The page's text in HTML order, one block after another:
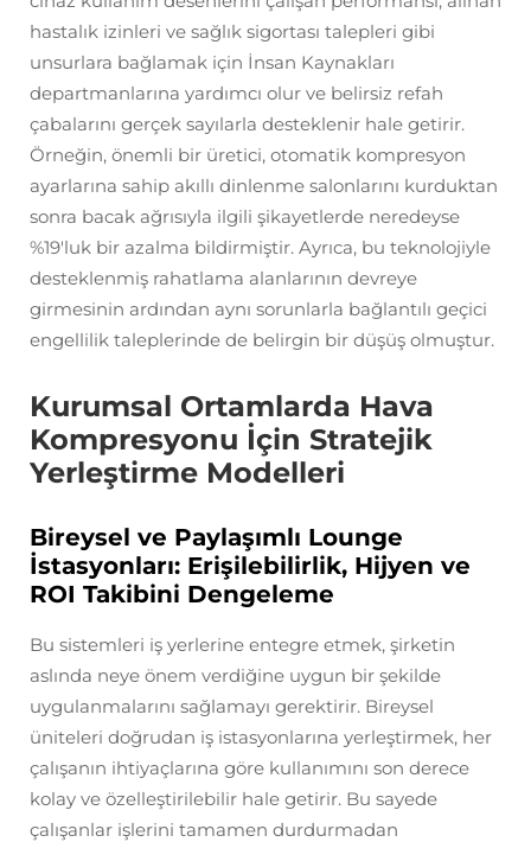
hastalık izinleri ve sağlık sigortası talepleri gibi
unsurlara bağlamak için İnsan Kaynakları
departmanlarına yardımcı olur ve belirsiz refah
çabalarını gerçek sayılarla desteklenir hale getirir.
Örneğin, önemli bir üretici, otomatik kompresyon
ayarlarına sahip akıllı dinlenme salonlarını kurduktan
sonra bacak ağrısıyla ilgili şikayetlerde neredeyse
%19'luk bir azalma bildirmiştir. Ayrıca, bu teknolojiyle
desteklenmiş rahatlama alanlarının devreye
girmesinin ardından aynı sorunlarla bağlantılı geçici
engellilik taleplerinde de belirgin bir düşüş olmuştur.
Kurumsal Ortamlarda Hava
Kompresyonu İçin Stratejik
Yerleştirme Modelleri
Bireysel ve Paylaşımlı Lounge
İstasyonları: Erişilebilirlik, Hijyen ve
ROI Takibini Dengeleme
Bu sistemleri iş yerlerine entegre etmek, şirketin
aslında neye önem verdiğine uygun bir şekilde
uygulanmalarını sağlamayı gerektirir. Bireysel
üniteleri doğrudan iş istasyonlarına yerleştirmek, her
çalışanın ihtiyaçlarına göre kullanımını son derece
kolay ve özelleştirilebilir hale getirir. Bu sayede
çalışanlar işlerini tamamen durdurmadan